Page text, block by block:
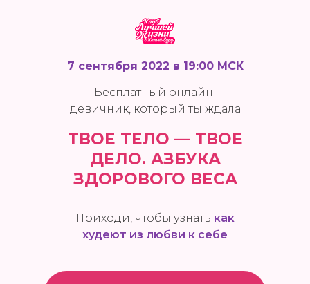
7 сентября 2022 в 19:00 МСК
Бесплатный онлайн-
девичник, который ты ждала
ТВОЕ ТЕЛО — ТВОЕ
ДЕЛО. АЗБУКА
ЗДОРОВОГО ВЕСА
Приходи, чтобы узнать как
худеют из любви к себе